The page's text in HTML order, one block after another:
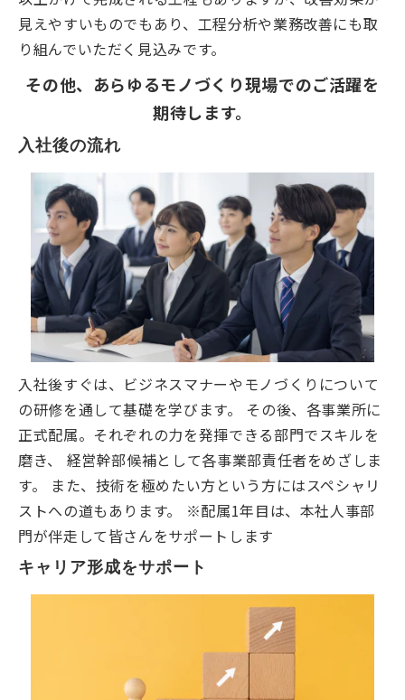
見えやすいものでもあり、工程分析や業務改善にも取
り組んでいただく見込みです。
その他、あらゆるモノづくり現場でのご活躍を
期待します。
入社後の流れ
入社後すぐは、ビジネスマナーやモノづくりについて
の研修を通して基礎を学びます。 その後、各事業所に
正式配属。それぞれの力を発揮できる部門でスキルを
磨き、 経営幹部候補として各事業部責任者をめざしま
す。 また、技術を極めたい方という方にはスペシャリ
ストへの道もあります。 ※配属1年目は、本社人事部
門が伴走して皆さんをサポートします
キャリア形成をサポート